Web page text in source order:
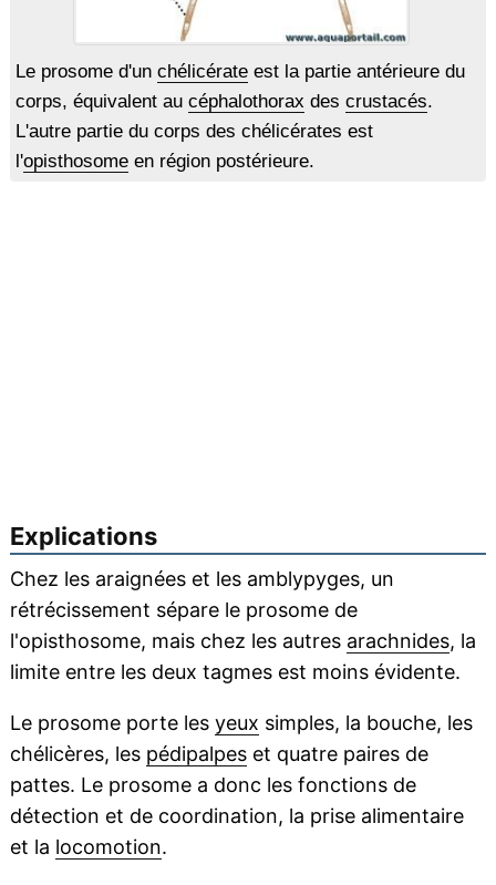
Le prosome d'un chélicérateest la partie antérieure du
corps, équivalent au céphalothorax des crustacés.
L'autre partie du corps des chélicérates est
l'opisthosomeen région postérieure.
Explications
Chez les araignées et les amblypyges, un
rétrécissement sépare le prosome de
l'opisthosome, mais chez les autres arachnides, la
limite entre les deux tagmes est moins évidente.
Le prosome porte les yeux simples, la bouche, les
chélicères, les pédipalpeset quatre paires de
pattes. Le prosome a donc les fonctions de
détection et de coordination, la prise alimentaire
et la locomotion.